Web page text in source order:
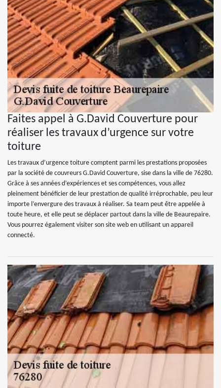
Faites appel à G.David Couverture pour
réaliser les travaux d’urgence sur votre
toiture
Les travaux d’urgence toiture comptent parmi les prestations proposées
par la société de couvreurs G.David Couverture, sise dans la ville de 76280.
Grâce à ses années d’expériences et ses compétences, vous allez
pleinement bénéficier de leur prestation de qualité irréprochable, peu leur
importe l’envergure des travaux à réaliser. Sa team peut être appelée à
toute heure, et elle peut se déplacer partout dans la ville de Beaurepaire.
Vous pourrez également visiter son site web en utilisant un appareil
connecté.